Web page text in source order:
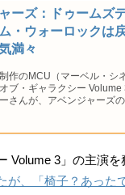
ーズ：ドゥームズ
・ウォーロックは
満々
作のMCU（マーベル・シ
ブ・ギャラクシー
さんが、アベンジャーズ
Volume 3」の主演を
、「椅子？あった